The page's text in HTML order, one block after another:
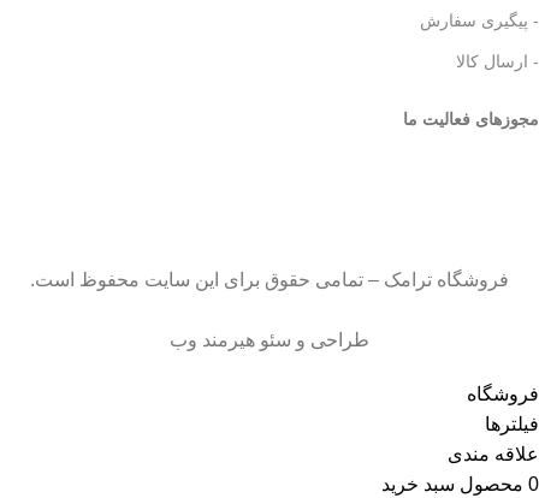
- پیگیری سفارش
- ارسال کالا
مجوزهای فعالیت ما
فروشگاه ترامک – تمامی حقوق برای این سایت محفوظ است.
طراحی و سئو هیرمند وب
فروشگاه
فیلترها
علاقه مندی
0 محصول سبد خرید